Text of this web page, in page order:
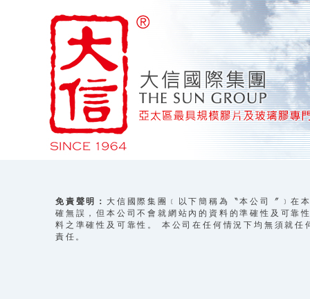
免責聲明： 大信國際集團﹝以下簡稱為〝本公司〞﹞在
確無誤，但本公司不會就網站內的資料的準確性及可靠
料之準確性及可靠性。 本公司在任何情況下均無須就
責任。